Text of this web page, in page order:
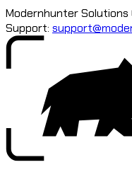
Modernhunter Solutions
Support: